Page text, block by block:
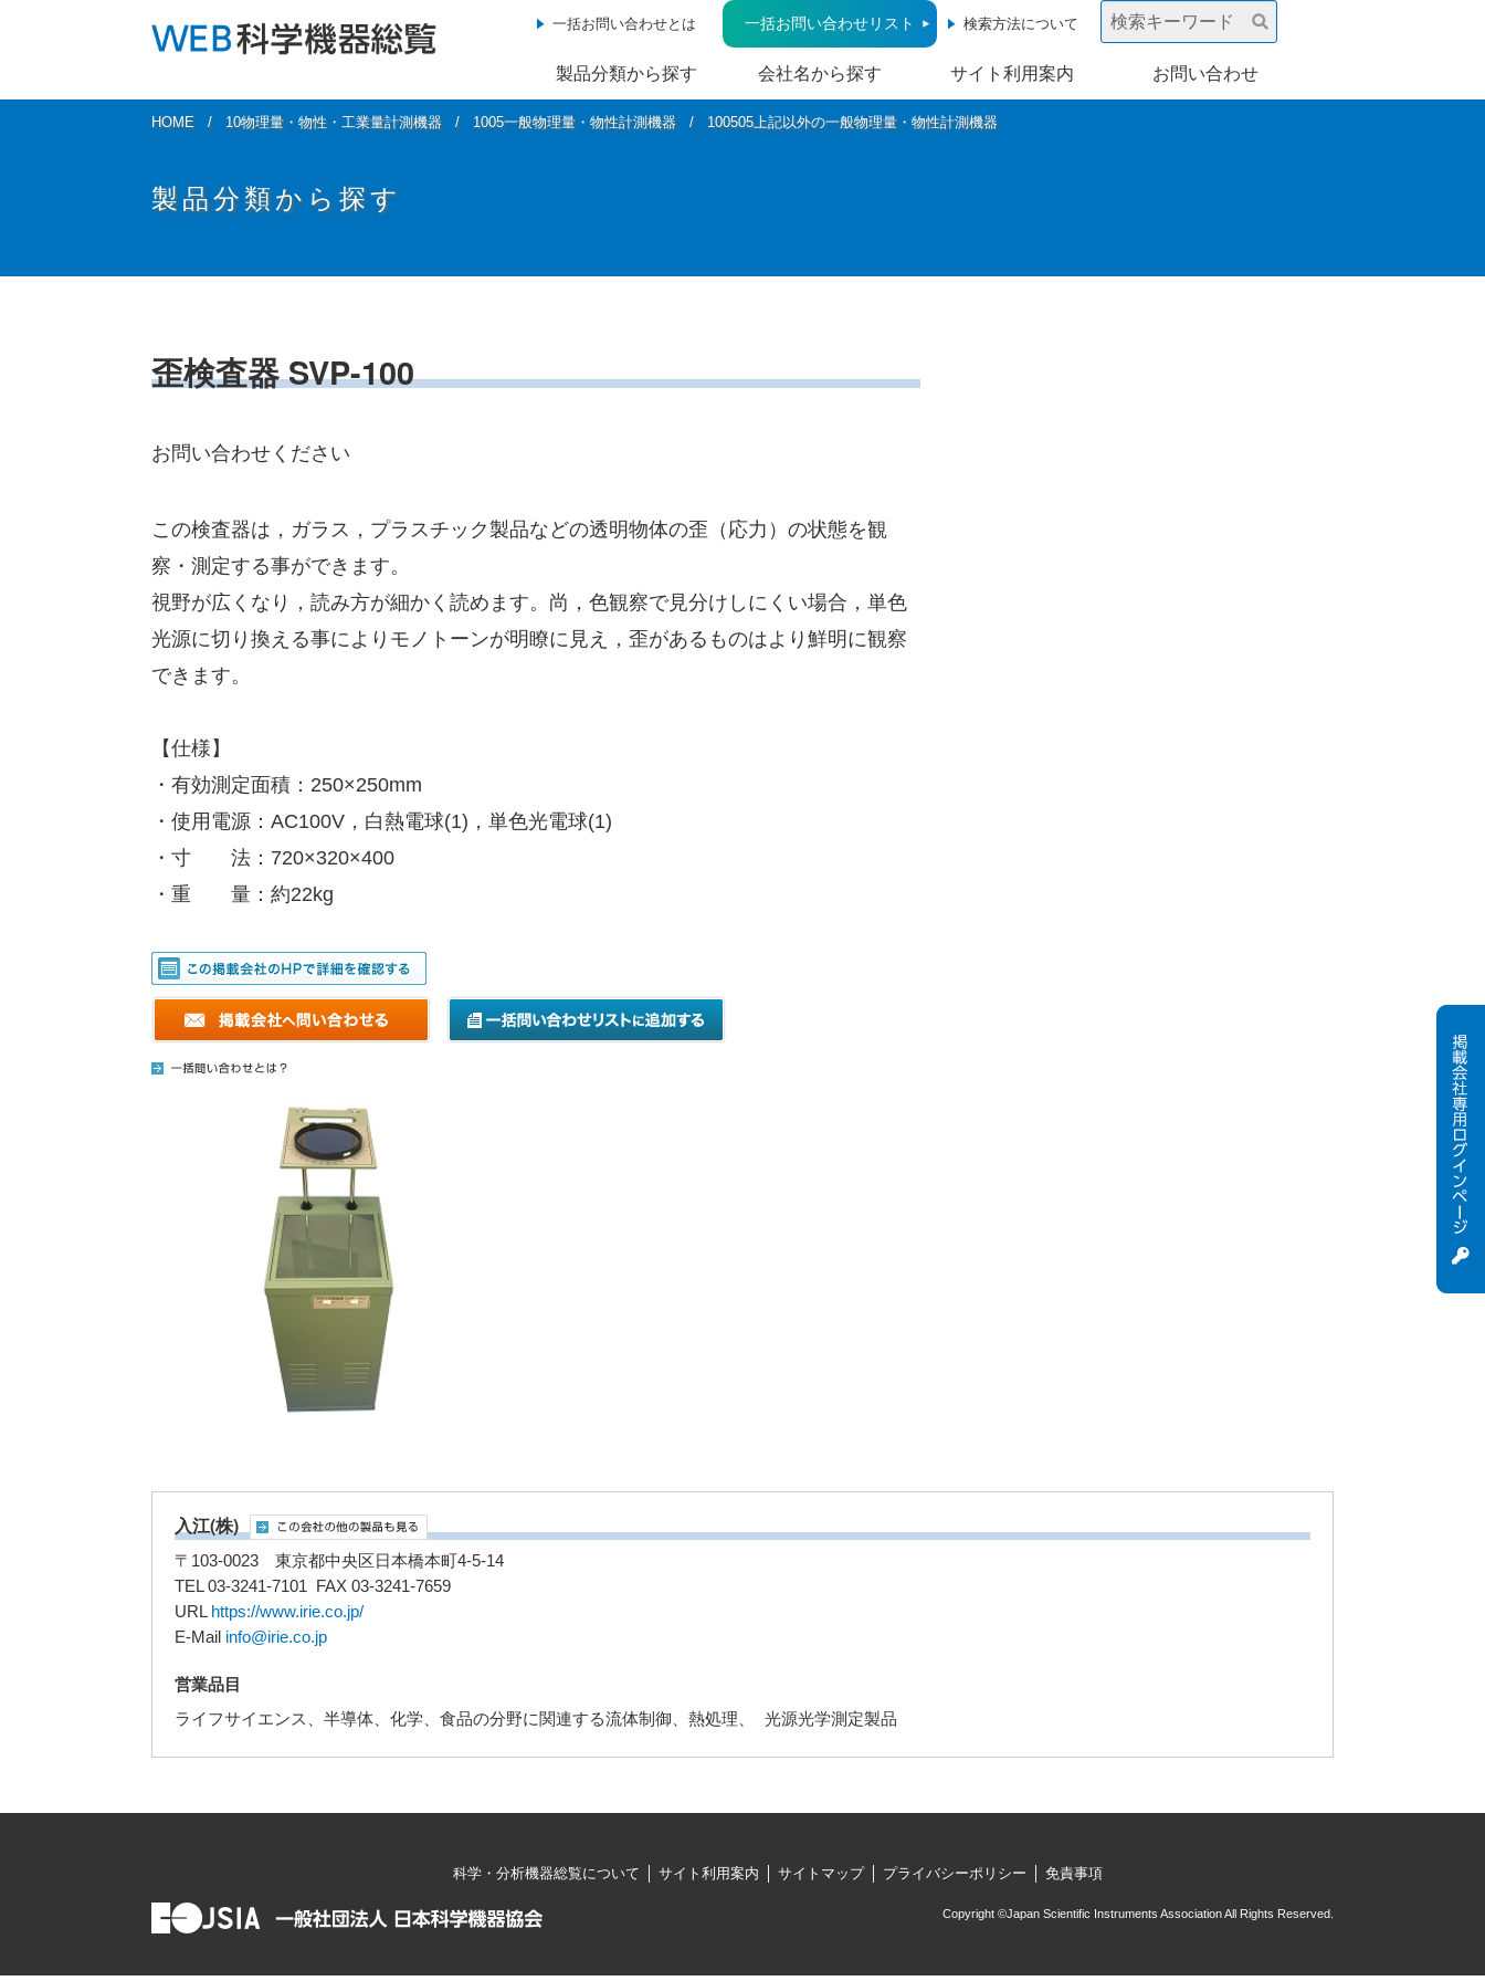
一括お問い合わせとは 一括お問い合わせリスト 検索方法について
製品分類から探す 会社名から探す サイト利用案内 お問い合わせ
HOME 10物理量・物性・工業量計測機器 1005一般物理量・物性計測機器 100505上記以外の一般物理量・物性計測機器
製品分類から探す
歪検査器 SVP-100
お問い合わせください
この検査器は，ガラス，プラスチック製品などの透明物体の歪（応力）の状態を観
察・測定する事ができます。
視野が広くなり，読み方が細かく読めます。尚，色観察で見分けしにくい場合，単色
光源に切り換える事によりモノトーンが明瞭に見え，歪があるものはより鮮明に観察
できます。
【仕様】
・有効測定面積：250×250mm
・使用電源：AC100V，白熱電球(1)，単色光電球(1)
・寸 法：720×320×400
・重 量：約22kg
入江(株)
〒103-0023 東京都中央区日本橋本町4-5-14
TEL 03-3241-7101 FAX 03-3241-7659
URL https://www.irie.co.jp/
E-Mail info@irie.co.jp
営業品目
ライフサイエンス、半導体、化学、食品の分野に関連する流体制御、熱処理、 光源光学測定製品
科学・分析機器総覧について サイト利用案内 サイトマップ プライバシーポリシー 免責事項
Copyright ©Japan Scientific Instruments Association All Rights Reserved.